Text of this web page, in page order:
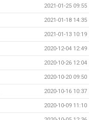
2021-01-25 09:55
2021-01-18 14:35
2021-01-13 10:19
2020-12-04 12:49
2020-10-26 12:04
2020-10-20 09:50
2020-10-16 10:37
2020-10-09 11:10